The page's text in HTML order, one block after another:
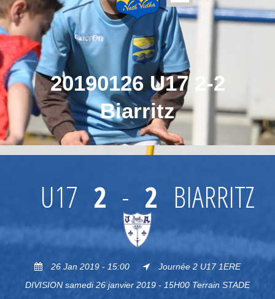
20190126 U17 2-2
Biarritz
U17 2 - 2 BIARRITZ
26 Jan 2019 - 15:00
Journée 2 U17 1ERE
DIVISION samedi 26 janvier 2019 - 15H00 Terrain STADE